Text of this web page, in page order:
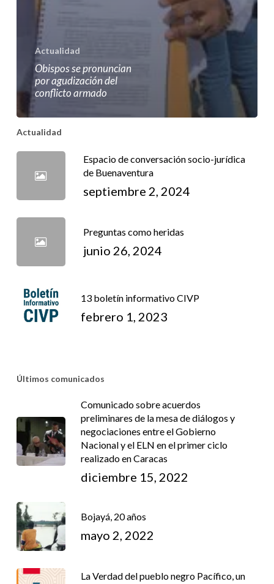
Actualidad
Obispos se pronuncian
por agudización del
conflicto armado
Actualidad
Espacio de conversación socio-jurídica
de Buenaventura
septiembre 2, 2024
Preguntas como heridas
junio 26, 2024
13 boletín informativo CIVP
febrero 1, 2023
Últimos comunicados
Comunicado sobre acuerdos
preliminares de la mesa de diálogos y
negociaciones entre el Gobierno
Nacional y el ELN en el primer ciclo
realizado en Caracas
diciembre 15, 2022
Bojayá, 20 años
mayo 2, 2022
La Verdad del pueblo negro Pacífico, un